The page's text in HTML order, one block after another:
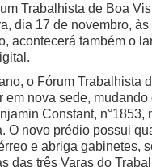
Trabalhista de Boa
dia 17 de novembro, às
acontecerá também o
o Fórum Trabalhista
em nova sede, mudando
Constant, n°1853,
O novo prédio possui
e abriga gabinetes,
das três Varas do